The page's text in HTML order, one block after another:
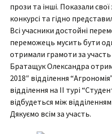
прози та інші. Показали
конкурсі та гідно
Всі учасники достойні
переможець мусить бути
отримали грамоти за
Братащук Олександра
2018″ відділення
відділення на ІІ турі
відбудеться між
Дякуємо всім за участь.